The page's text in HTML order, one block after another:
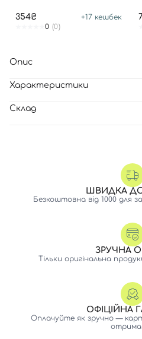
354₴ +17 кешбек
0 (0)
Опис
Характеристики
Склад
ШВИДКА
Безкоштовна від 1000 для
ЗРУЧНА
Тільки оригінальна
ОФІЦІЙНА
Оплачуйте як зручно —